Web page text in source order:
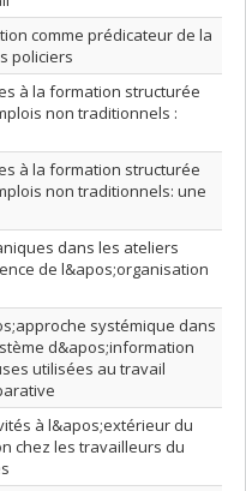
comme prédicateur de la
policiers
à la formation structurée
non traditionnels :
à la formation structurée
non traditionnels: une
dans les ateliers
de l&apos;organisation
systémique dans
d&apos;information
utilisées au travail
à l&apos;extérieur du
chez les travailleurs du